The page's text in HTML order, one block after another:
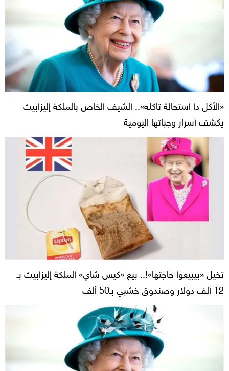
«الأكل دا استحالة تاكله».. الشيف الخاص بالملكة إليزابيث
يكشف أسرار وجباتها اليومية
تخيل «بيبيعوا حاجتها»!.. بيع «كيس شاي» الملكة إليزابيث بـ
12 ألف دولار وصندوق خشبي بـ50 ألف